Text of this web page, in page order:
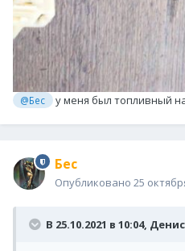
@Бес у меня был топливный
Бес
Опубликовано 25
В 25.10.2021 в 10:04,